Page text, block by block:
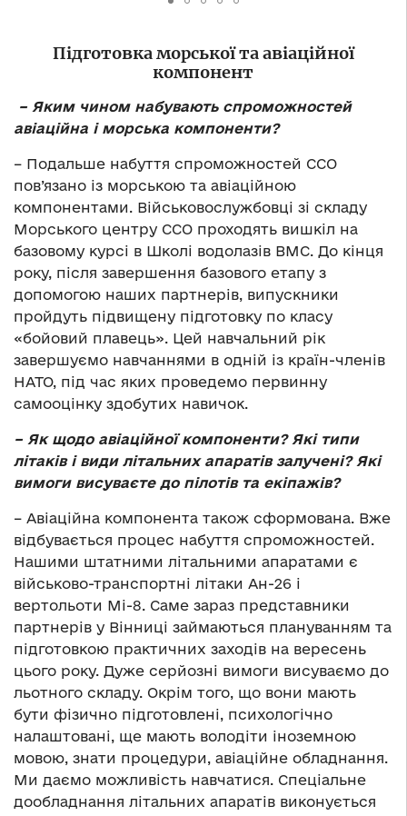
Підготовка морської та авіаційної
компонент
– Яким чином набувають спроможностей
авіаційна і морська компоненти?
– Подальше набуття спроможностей ССО
пов’язано із морською та авіаційною
компонентами. Військовослужбовці зі складу
Морського центру ССО проходять вишкіл на
базовому курсі в Школі водолазів ВМС. До кінця
року, після завершення базового етапу з
допомогою наших партнерів, випускники
пройдуть підвищену підготовку по класу
«бойовий плавець». Цей навчальний рік
завершуємо навчаннями в одній із країн-членів
НАТО, під час яких проведемо первинну
самооцінку здобутих навичок.
– Як щодо авіаційної компоненти? Які типи
літаків і види літальних апаратів залучені? Які
вимоги висуваєте до пілотів та екіпажів?
– Авіаційна компонента також сформована. Вже
відбувається процес набуття спроможностей.
Нашими штатними літальними апаратами є
військово-транспортні літаки Ан-26 і
вертольоти Мі-8. Саме зараз представники
партнерів у Вінниці займаються плануванням та
підготовкою практичних заходів на вересень
цього року. Дуже серйозні вимоги висуваємо до
льотного складу. Окрім того, що вони мають
бути фізично підготовлені, психологічно
налаштовані, ще мають володіти іноземною
мовою, знати процедури, авіаційне обладнання.
Ми даємо можливість навчатися. Спеціальне
дообладнання літальних апаратів виконується